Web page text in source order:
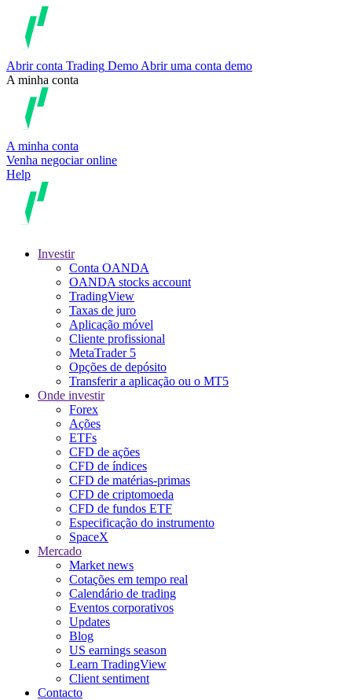
Abrir conta Trading Demo Abrir uma conta demo
A minha conta
A minha conta
Venha negociar online
Help
Investir
Conta OANDA
OANDA stocks account
TradingView
Taxas de juro
Aplicação móvel
Cliente profissional
MetaTrader 5
Opções de depósito
Transferir a aplicação ou o MT5
Onde investir
Forex
Ações
ETFs
CFD de ações
CFD de índices
CFD de matérias-primas
CFD de criptomoeda
CFD de fundos ETF
Especificação do instrumento
SpaceX
Mercado
Market news
Cotações em tempo real
Calendário de trading
Eventos corporativos
Updates
Blog
US earnings season
Learn TradingView
Client sentiment
Contacto